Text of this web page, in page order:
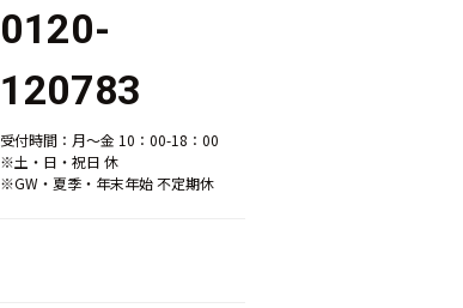
0120-
120783
受付時間：月～金 10：00-18：00
※土・日・祝日 休
※GW・夏季・年末年始 不定期休